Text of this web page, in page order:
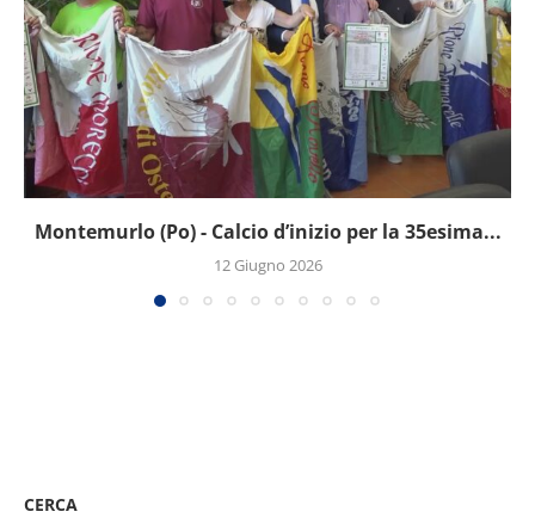
Montemurlo (Po) - Calcio d’inizio per la 35esima...
12 Giugno 2026
CERCA